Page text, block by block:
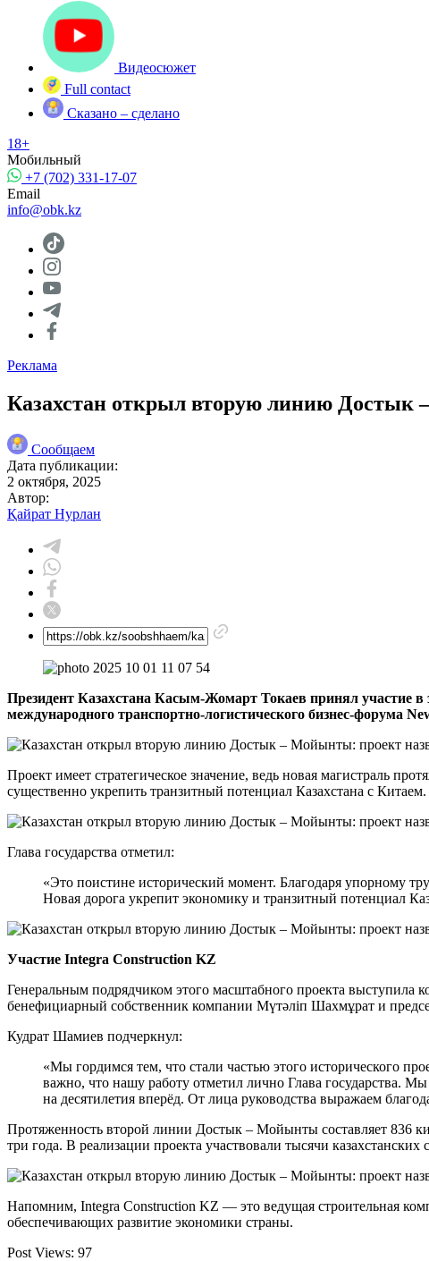
Видеосюжет
Full contact
Сказано – сделано
18+
Мобильный
+7 (702) 331-17-07
Email
info@obk.kz
Реклама
Казахстан открыл вторую линию Достык
Сообщаем
Дата публикации:
2 октября, 2025
Автор:
Қайрат Нурлан
Президент Казахстана Касым-Жомарт Токаев принял
международного транспортно-логистического бизнес-форума
Проект имеет стратегическое значение, ведь новая магистраль
существенно укрепить транзитный потенциал Казахстана с Китаем.
Глава государства отметил:
«Это поистине исторический момент. Благодаря упорному
Новая дорога укрепит экономику и транзитный потенциал
Участие Integra Construction KZ
Генеральным подрядчиком этого масштабного проекта выступила
бенефициарный собственник компании Мүтәліп Шахмұрат и
Кудрат Шамиев подчеркнул:
«Мы гордимся тем, что стали частью этого исторического
важно, что нашу работу отметил лично Глава государства.
на десятилетия вперёд. От лица руководства выражаем
Протяженность второй линии Достык – Мойынты составляет 836
три года. В реализации проекта участвовали тысячи
Напомним, Integra Construction KZ — это ведущая строительная
обеспечивающих развитие экономики страны.
Post Views: 97